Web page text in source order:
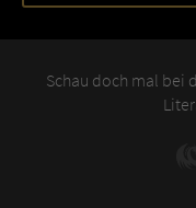
Schau doch mal bei